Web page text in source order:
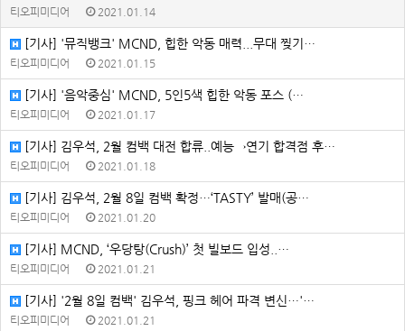
티오피미디어 2021.01.14
[기사] '뮤직뱅크' MCND, 힙한 악동 매력...무대 찢기…
티오피미디어 2021.01.15
[기사] '음악중심' MCND, 5인5색 힙한 악동 포스 (…
티오피미디어 2021.01.17
[기사] 김우석, 2월 컴백 대전 합류..예능→연기 합격점 후…
티오피미디어 2021.01.18
[기사] 김우석, 2월 8일 컴백 확정…‘TASTY’ 발매(공…
티오피미디어 2021.01.20
[기사] MCND, ‘우당탕(Crush)’ 첫 빌보드 입성..…
티오피미디어 2021.01.21
[기사] '2월 8일 컴백' 김우석, 핑크 헤어 파격 변신…'…
티오피미디어 2021.01.21